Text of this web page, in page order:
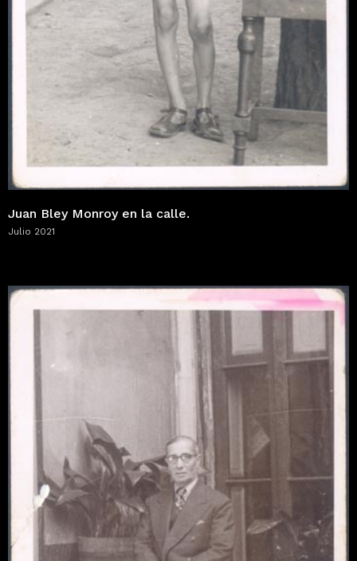
Juan Bley Monroy en la calle.
Julio 2021